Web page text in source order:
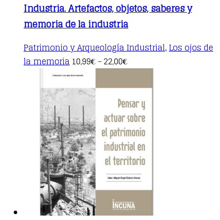
Industria. Artefactos, objetos, saberes y
memoria de la industria
Patrimonio y Arqueología Industrial, Los ojos de
la memoria This
product
has
multiple
variants.
The
options
may
be
chosen
on
the
product
page
10,99€ – 22,00€